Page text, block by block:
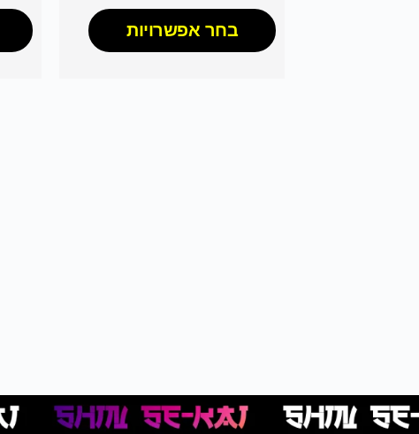
בחר אפשרויות